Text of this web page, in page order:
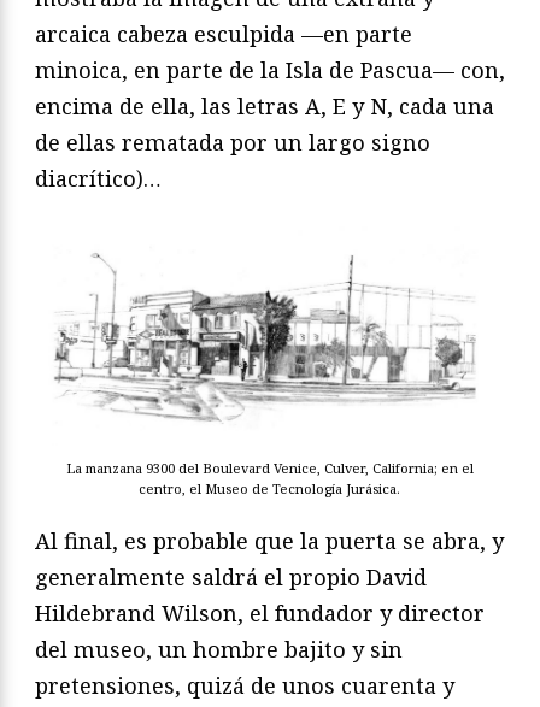
arcaica cabeza esculpida —en parte
minoica, en parte de la Isla de Pascua— con,
encima de ella, las letras A, E y N, cada una
de ellas rematada por un largo signo
diacrítico)…
La manzana 9300 del Boulevard Venice, Culver, California; en el
centro, el Museo de Tecnología Jurásica.
Al final, es probable que la puerta se abra, y
generalmente saldrá el propio David
Hildebrand Wilson, el fundador y director
del museo, un hombre bajito y sin
pretensiones, quizá de unos cuarenta y